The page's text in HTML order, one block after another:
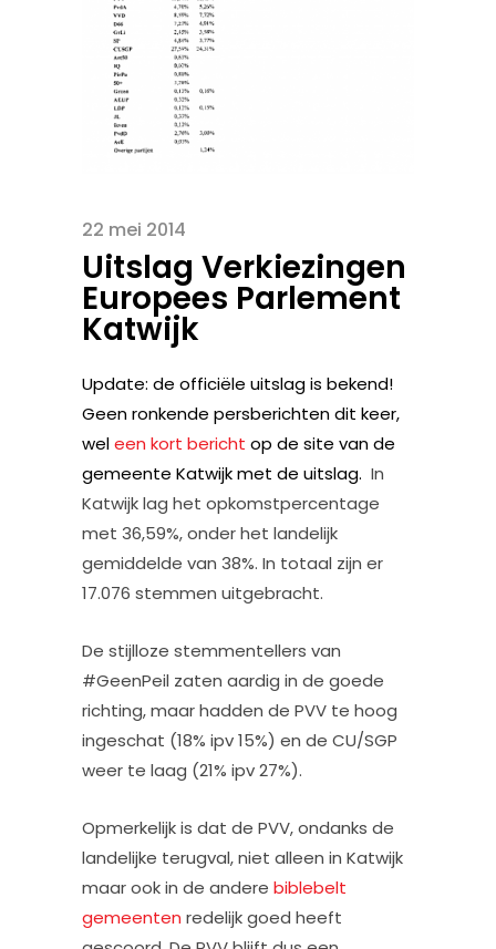
22 mei 2014
Uitslag Verkiezingen
Europees Parlement
Katwijk
Update: de officiële uitslag is bekend!
Geen ronkende persberichten dit keer,
weleen kort bericht op de site van de
gemeente Katwijk met de uitslag. In
Katwijk lag het opkomstpercentage
met 36,59%, onder het landelijk
gemiddelde van 38%. In totaal zijn er
17.076 stemmen uitgebracht.
De stijlloze stemmentellers van
#GeenPeil zaten aardig in de goede
richting, maar hadden de PVV te hoog
ingeschat (18% ipv 15%) en de CU/SGP
weer te laag (21% ipv 27%).
Opmerkelijk is dat de PVV, ondanks de
landelijke terugval, niet alleen in Katwijk
maar ook in de andere biblebelt
gemeenten redelijk goed heeft